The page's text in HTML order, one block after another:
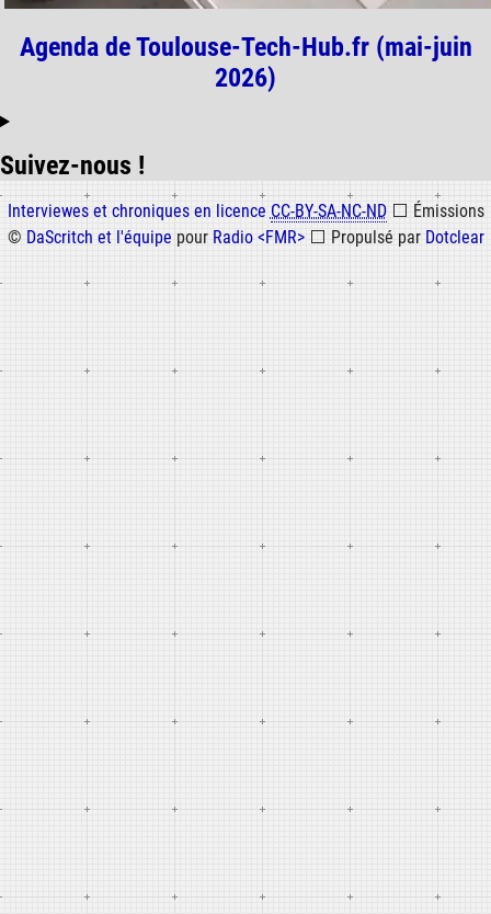
Agenda de Toulouse-Tech-Hub.fr (mai-juin
2026)
Suivez-nous !
Informations
Interviewes et chroniques en licence CC-BY-SA-NC-ND ⬜ Émissions
© DaScritch et l'équipe pour Radio <FMR> ⬜ Propulsé par Dotclear